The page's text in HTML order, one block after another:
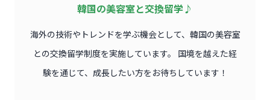
韓国の美容室と交換留学♪
海外の技術やトレンドを学ぶ機会として、韓国の美容室
との交換留学制度を実施しています。 国境を越えた経
験を通じて、成長したい方をお待ちしています！